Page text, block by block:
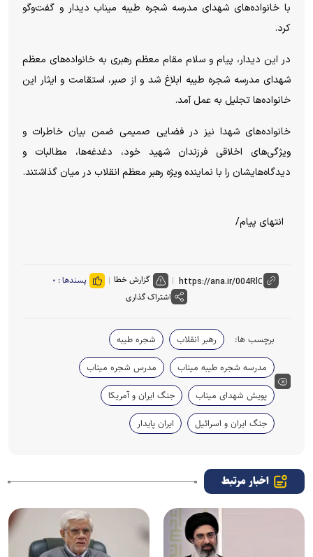
با خانواده‌های شهدای مدرسه شجره طیبه میناب دیدار و گفت‌و‌گو
کرد.
در این دیدار، پیام و سلام مقام معظم رهبری به خانواده‌های معظم
شهدای مدرسه شجره طیبه ابلاغ شد و از صبر، استقامت و ایثار این
خانواده‌ها تجلیل به عمل آمد.
خانواده‌های شهدا نیز در فضایی صمیمی ضمن بیان خاطرات و
ویژگی‌های اخلاقی فرزندان شهید خود، دغدغه‌ها، مطالبات و
دیدگاه‌هایشان را با نماینده ویژه رهبر معظم انقلاب در میان گذاشتند.
انتهای پیام/
گزارش خطا پسندها : ۰
اشتراک گذاری
برچسب ها: رهبر انقلاب
شجره طیبه
مدرسه شجره طیبه میناب
مدرس شجره میناب
پویش شهدای میناب
جنگ ایران و آمریکا
جنگ ایران و اسرائیل
ایران پایدار
اخبار مرتبط